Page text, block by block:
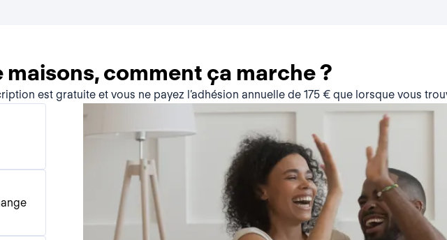
maisons, comment ça marche ?
est gratuite et vous ne payez l’adhésion annuelle de 175 € que lorsque vous